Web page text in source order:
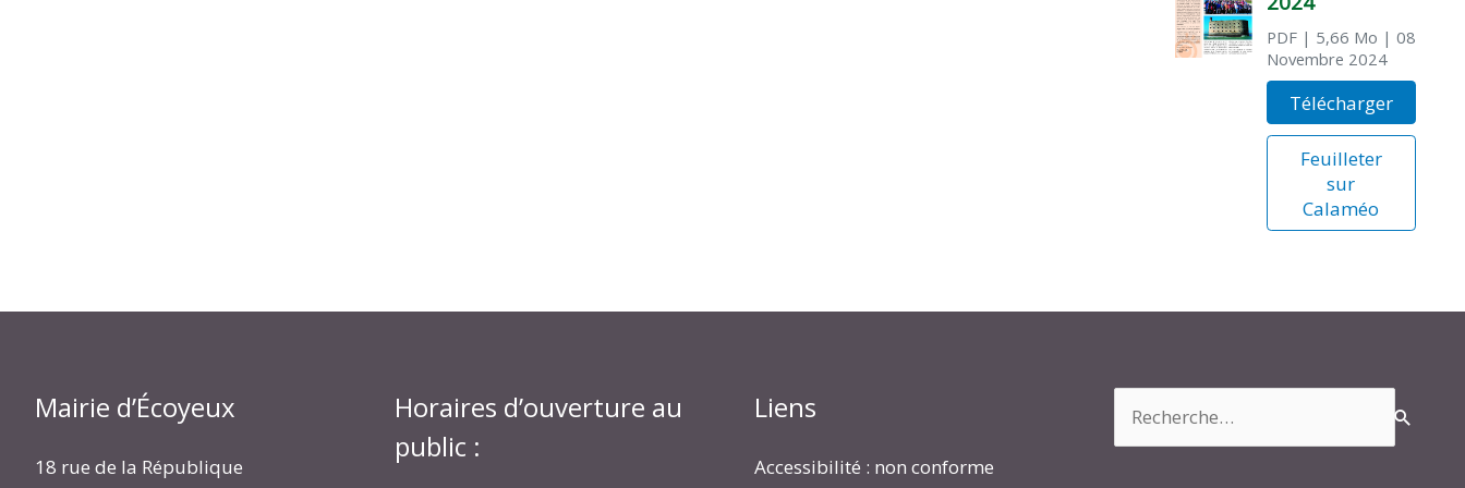
PDF| 5,66 Mo | 08
Novembre 2024
Télécharger
Feuilleter
sur
Calaméo
Mairie d’Écoyeux
18 rue de la République
Horaires d’ouverture au
public :
Liens
Accessibilité : non conforme